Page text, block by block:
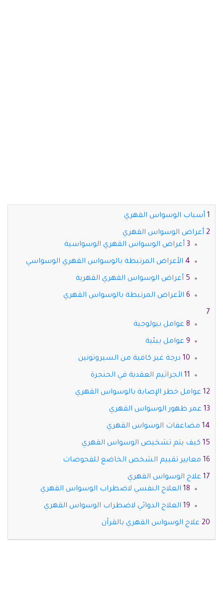
أسباب الوسواس القهري
أعراض الوسواس القهري
أعراض الوسواس القهري الوسواسية
الأعراض المرتبطة بالوسواس القهري الوسواسي
أعراض الوسواس القهري القهرية
الأعراض المرتبطة بالوسواس القهري
عوامل بيولوجية
عوامل بيئية
درجة غير كافية من السيروتونين
الجراثيم العقدية في الحنجرة
عوامل خطر الإصابة بالوسواس القهري
عمر ظهور الوسواس القهري
مضاعفات الوسواس القهري
كيف يتم تشخيص الوسواس القهري
معايير تقييم الشخص الخاضع للفحوصات
علاج الوسواس القهري
العلاج النفسي لاضطراب الوسواس القهري
العلاج الدوائي لاضطراب الوسواس القهري
علاج الوسواس القهري بالقرآن